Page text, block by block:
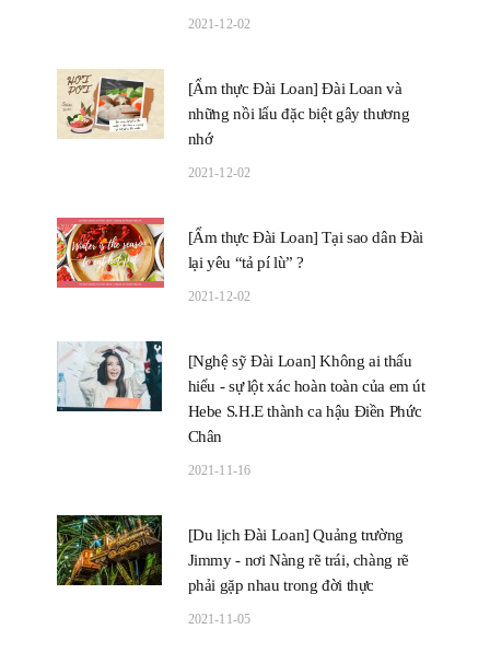
2021-12-02
[Ẩm thực Đài Loan] Đài Loan và
những nồi lẩu đặc biệt gây thương
nhớ
2021-12-02
[Ẩm thực Đài Loan] Tại sao dân Đài
lại yêu “tả pí lù” ?
2021-12-02
[Nghệ sỹ Đài Loan] Không ai thấu
hiểu - sự lột xác hoàn toàn của em út
Hebe S.H.E thành ca hậu Điền Phức
Chân
2021-11-16
[Du lịch Đài Loan] Quảng trường
Jimmy - nơi Nàng rẽ trái, chàng rẽ
phải gặp nhau trong đời thực
2021-11-05